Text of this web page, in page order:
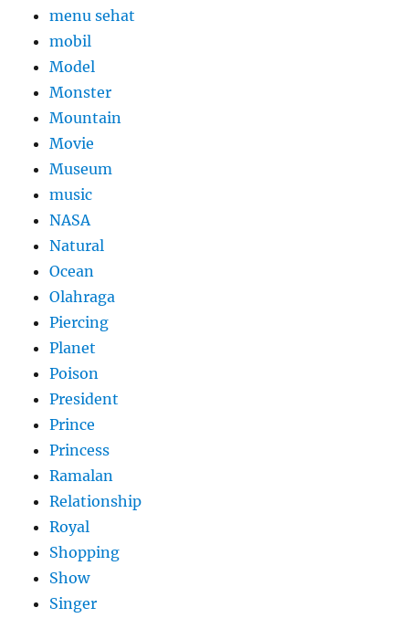
menu sehat
mobil
Model
Monster
Mountain
Movie
Museum
music
NASA
Natural
Ocean
Olahraga
Piercing
Planet
Poison
President
Prince
Princess
Ramalan
Relationship
Royal
Shopping
Show
Singer